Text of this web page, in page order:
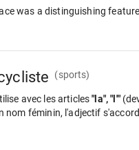
was a distinguishing
(sports)
avec les articles"la", "l'"
nom féminin, l'adjectif